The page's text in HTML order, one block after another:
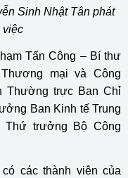
Sinh Nhật Tân phát
việc
Tấn Công – Bí thư
mại và Công
Thường trực Ban Chỉ
Ban Kinh tế Trung
Thứ trưởng Bộ Công
các thành viên của